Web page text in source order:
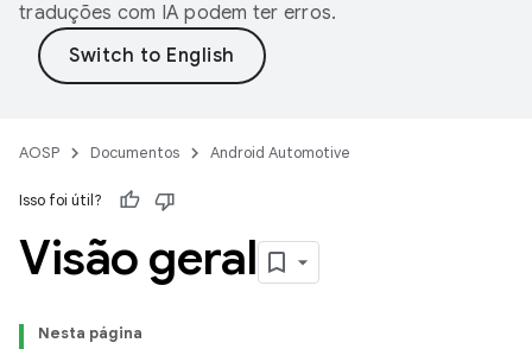
traduções com IA podem ter erros.
AOSP Documentos Android Automotive
Isso foi útil?
Visão geral
Nesta página